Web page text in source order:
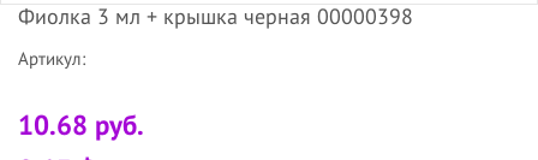
Фиолка 3 мл + крышка черная 00000398
Артикул:
10.68 руб.